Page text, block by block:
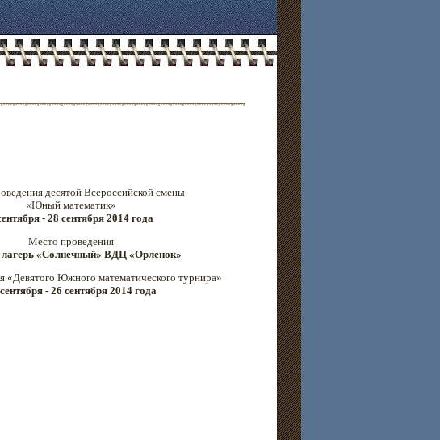
десятой Всероссийской смены
«Юный математик»
- 28 сентября 2014 года
Место проведения
лагерь «Солнечный» ВДЦ «Орленок»
«Девятого Южного математического турнира»
- 26 сентября 2014 года